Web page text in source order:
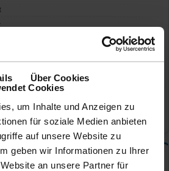
Über Cookies
Cookies
um Inhalte und Anzeigen zu
für soziale Medien anbieten
auf unsere Website zu
geben wir Informationen zu Ihrer
an unsere Partner für